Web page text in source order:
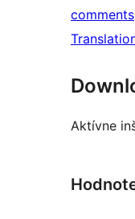
comments
Aktívne